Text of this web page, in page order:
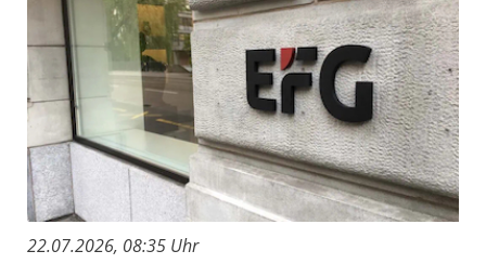
22.07.2026, 08:35 Uhr